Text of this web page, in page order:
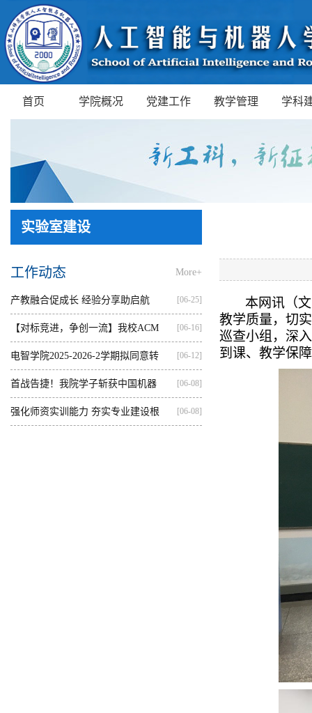
首页 学院概况 党建工作 教学管理 学科
实验室建设
工作动态 More+
产教融合促成长 经验分享助启航 [06-25]
【对标竞进，争创一流】我校ACM
集训...
[06-16]
电智学院2025-2026-2学期拟同意转
出...
[06-12]
首战告捷！我院学子斩获中国机器
人...
[06-08]
强化师资实训能力 夯实专业建设根 [06-08]
本网讯（
教学质量，切
巡查小组，深
到课、教学保